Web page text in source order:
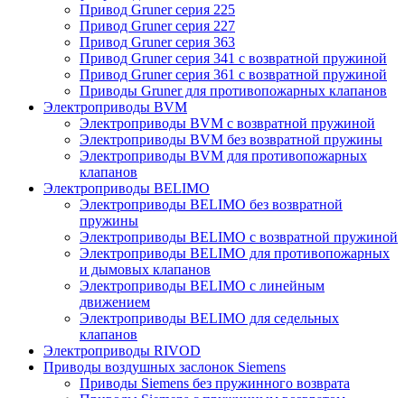
Привод Gruner серия 225
Привод Gruner серия 227
Привод Gruner серия 363
Привод Gruner серия 341 с возвратной пружиной
Привод Gruner серия 361 с возвратной пружиной
Приводы Gruner для противопожарных клапанов
Электроприводы BVM
Электроприводы BVM с возвратной пружиной
Электроприводы BVM без возвратной пружины
Электроприводы BVM для противопожарных
клапанов
Электроприводы BELIMO
Электроприводы BELIMO без возвратной
пружины
Электроприводы BELIMO с возвратной пружиной
Электроприводы BELIMO для противопожарных
и дымовых клапанов
Электроприводы BELIMO с линейным
движением
Электроприводы BELIMO для седельных
клапанов
Электроприводы RIVOD
Приводы воздушных заслонок Siemens
Приводы Siemens без пружинного возврата